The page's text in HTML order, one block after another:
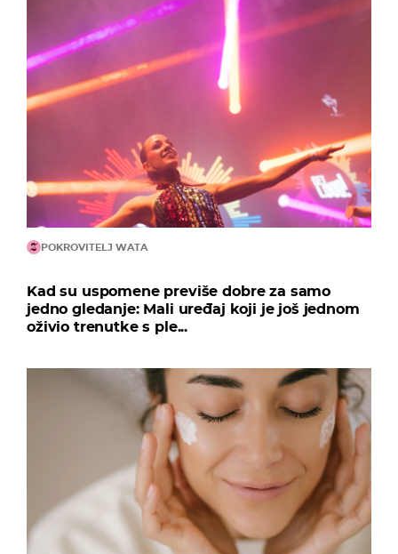
POKROVITELJ WATA
Kad su uspomene previše dobre za samo
jedno gledanje: Mali uređaj koji je još jednom
oživio trenutke s ple...